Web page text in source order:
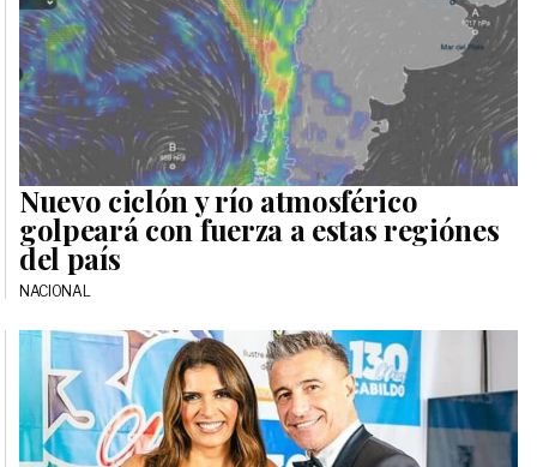
Nuevo ciclón y río atmosférico
golpeará con fuerza a estas regiónes
del país
NACIONAL